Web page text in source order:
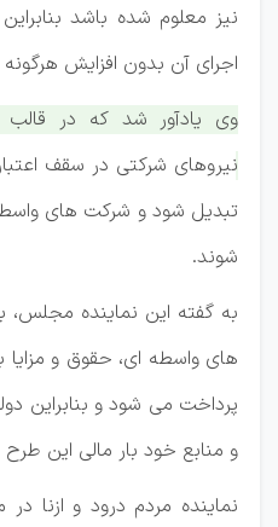
نیز معلوم شده باشد
اجرای آن بدون افزایش
وی یادآور شد که در قالب
نیروهای شرکتی در سقف
تبدیل شود و شرکت های
شوند.
به گفته این نماینده
های واسطه ای، حقوق و
پرداخت می شود و بنابراین
و منابع خود بار مالی این
نماینده مردم درود و ازنا